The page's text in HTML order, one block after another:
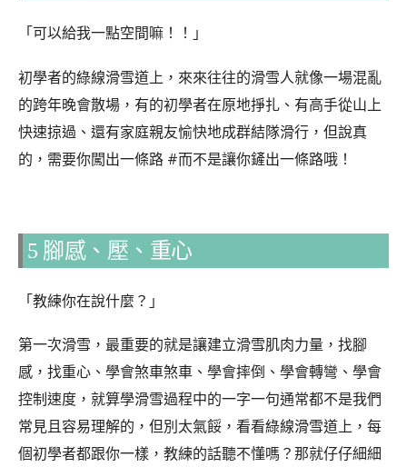
「可以給我一點空間嘛！！」
初學者的綠線滑雪道上，來來往往的滑雪人就像一場混亂
的跨年晚會散場，有的初學者在原地掙扎、有高手從山上
快速掠過、還有家庭親友愉快地成群結隊滑行，但說真
的，需要你闖出一條路 #而不是讓你鏟出一條路哦！
5 腳感、壓、重心
「教練你在說什麼？」
第一次滑雪，最重要的就是讓建立滑雪肌肉力量，找腳
感，找重心、學會煞車煞車、學會摔倒、學會轉彎、學會
控制速度，就算學滑雪過程中的一字一句通常都不是我們
常見且容易理解的，但別太氣餒，看看綠線滑雪道上，每
個初學者都跟你一樣，教練的話聽不懂嗎？那就仔仔細細